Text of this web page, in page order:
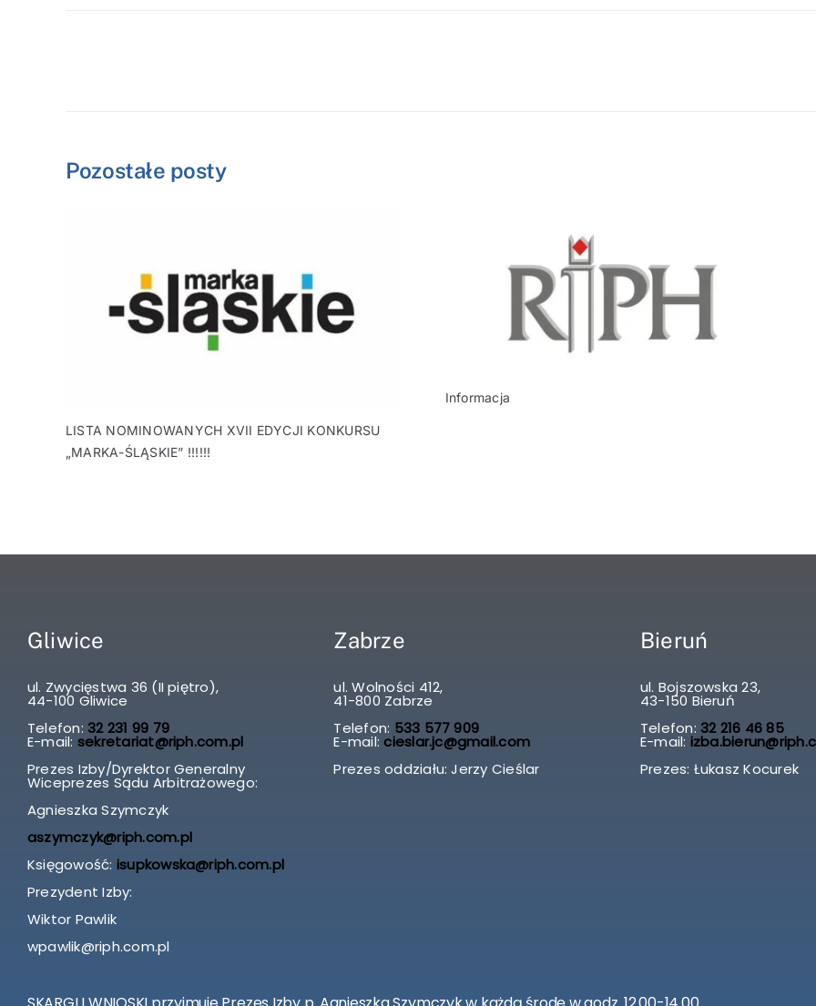
Pozostałe posty
LISTA NOMINOWANYCH XVII EDYCJI KONKURSU
„MARKA-ŚLĄSKIE” !!!!!!
Informacja
Gliwice
ul. Zwycięstwa 36 (II piętro),
44-100 Gliwice
Telefon: 32 231 99 79
E-mail: sekretariat@riph.com.pl
Prezes Izby/Dyrektor Generalny
Wiceprezes Sądu Arbitrażowego:
Agnieszka Szymczyk
aszymczyk@riph.com.pl
Księgowość: isupkowska@riph.com.pl
Prezydent Izby:
Wiktor Pawlik
wpawlik@riph.com.pl
Zabrze
ul. Wolności 412,
41-800 Zabrze
Telefon: 533 577 909
E-mail: cieslar.jc@gmail.com
Prezes oddziału: Jerzy Cieślar
Bieruń
ul. Bojszowska 23,
43-150 Bieruń
Telefon: 32 216 46 85
E-mail:
Prezes: Łukasz Kocurek